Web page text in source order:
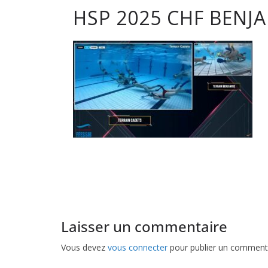
club
de
Hockey
HSP 2025 CHF
Laisser un commentaire
Vous devez vous connecter pour publier un